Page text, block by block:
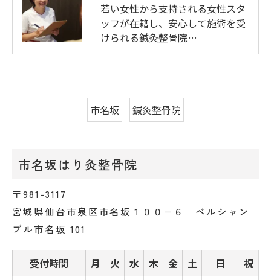
若い女性から支持される女性スタ
ッフが在籍し、安心して施術を受
けられる鍼灸整骨院…
市名坂 鍼灸整骨院
市名坂はり灸整骨院
〒981-3117
宮城県仙台市泉区市名坂１００−６ ベルシャン
ブル市名坂 101
受付時間 月 火 水 木 金 土 日
祝